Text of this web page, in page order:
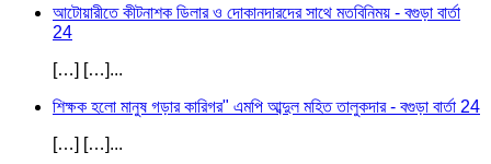
আটোয়ারীতে কীটনাশক ডিলার ও দোকানদারদের সাথে মতবিনিময় - বগুড়া বার্তা
24
[…] […]...
শিক্ষক হলো মানুষ গড়ার কারিগর" এমপি আব্দুল মহিত তালুকদার - বগুড়া বার্তা 24
[…] […]...